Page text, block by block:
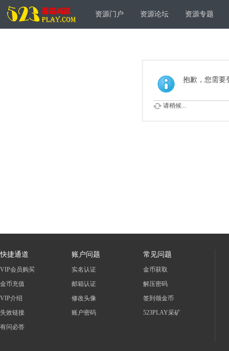
资源门户 资源论坛 资源专题
抱歉，您需要
请稍候...
快捷通道
VIP会员购买
金币充值
VIP介绍
失效链接
有问必答
账户问题
实名认证
邮箱认证
修改头像
账户密码
常见问题
金币获取
解压密码
签到领金币
523PLAY采矿